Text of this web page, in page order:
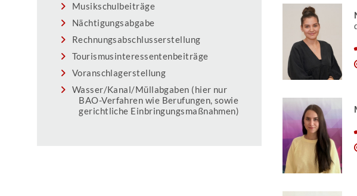
Musikschulbeiträge
Nächtigungsabgabe
Rechnungsabschlusserstellung
Tourismusinteressentenbeiträge
Voranschlagerstellung
Wasser/Kanal/Müllabgaben (hier nur
BAO-Verfahren wie Berufungen, sowie
gerichtliche Einbringungsmaßnahmen)